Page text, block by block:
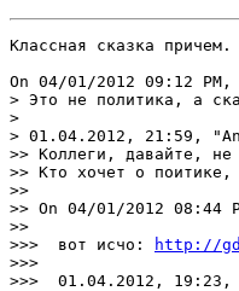
Классная сказка
On 04/01/2012 09:12
> Это не политика, а
>
> 01.04.2012, 21:59,
>> Коллеги, давайте,
>> Кто хочет о поитике,
>>
>> On 04/01/2012 08:44
>>
>>>  вот исчо:
http://